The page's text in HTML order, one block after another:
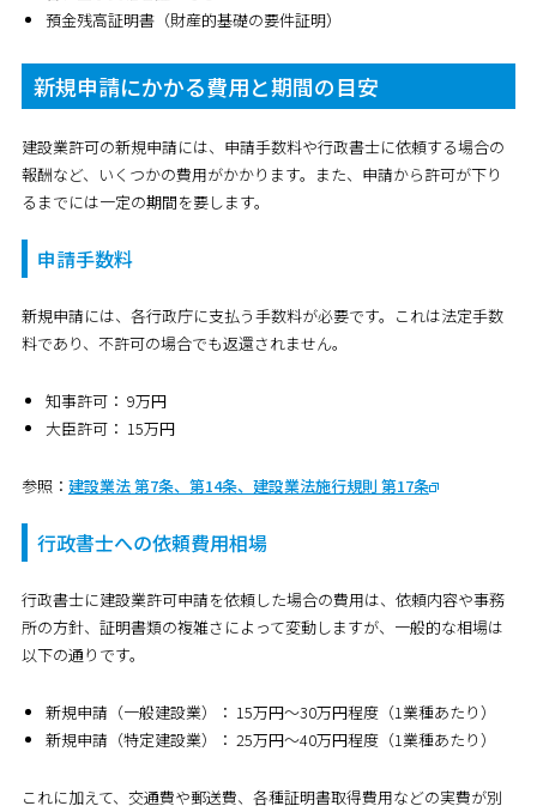
預金残高証明書（財産的基礎の要件証明）
新規申請にかかる費用と期間の目安
建設業許可の新規申請には、申請手数料や行政書士に依頼する場合の
報酬など、いくつかの費用がかかります。また、申請から許可が下り
るまでには一定の期間を要します。
申請手数料
新規申請には、各行政庁に支払う手数料が必要です。これは法定手数
料であり、不許可の場合でも返還されません。
知事許可： 9万円
大臣許可： 15万円
参照： 建設業法 第7条、第14条、建設業法施行規則 第17条
行政書士への依頼費用相場
行政書士に建設業許可申請を依頼した場合の費用は、依頼内容や事務
所の方針、証明書類の複雑さによって変動しますが、一般的な相場は
以下の通りです。
新規申請（一般建設業）： 15万円～30万円程度（1業種あたり）
新規申請（特定建設業）： 25万円～40万円程度（1業種あたり）
これに加えて、交通費や郵送費、各種証明書取得費用などの実費が別